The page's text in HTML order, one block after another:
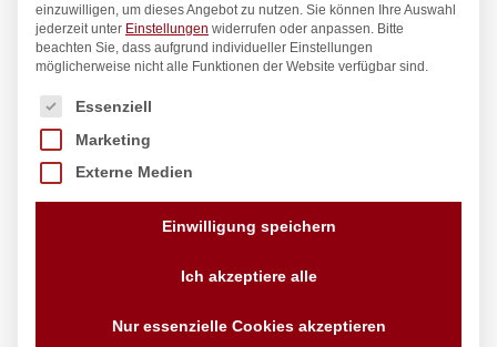
einzuwilligen, um dieses Angebot zu nutzen. Sie können Ihre Auswahl
jederzeit unter Einstellungen widerrufen oder anpassen. Bitte
beachten Sie, dass aufgrund individueller Einstellungen
möglicherweise nicht alle Funktionen der Website verfügbar sind.
Es folgt eine Liste der Service-Gruppen, für die eine
Essenziell
Marketing
Externe Medien
Einwilligung speichern
Ich akzeptiere alle
Nur essenzielle Cookies akzeptieren